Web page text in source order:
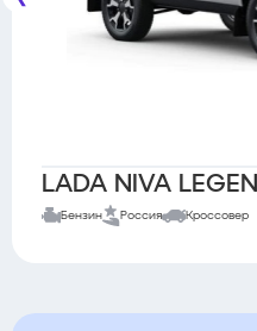
LADA NIVA
Бензин Россия Кроссовер